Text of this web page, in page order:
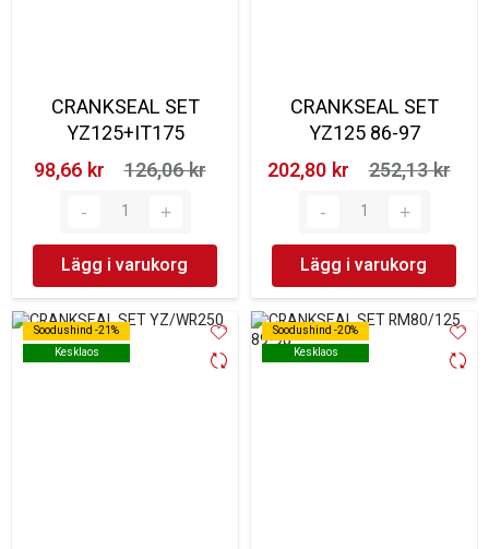
CRANKSEAL SET
YZ125+IT175
98,66 kr‎
126,06 kr‎
Lägg i varukorg
CRANKSEAL SET
YZ125 86-97
202,80 kr‎
252,13 kr‎
Lägg i varukorg
Soodushind -21%
Kesklaos
Soodushind -21%
Kesklaos
Soodushind -20%
Kesklaos
Soodushind -20%
Kesklaos